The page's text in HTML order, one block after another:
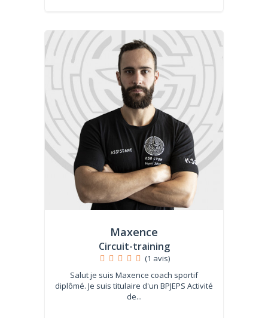
Maxence
Circuit-training
(1 avis)
Salut je suis Maxence coach sportif
diplômé. Je suis titulaire d'un BPJEPS Activité
de...